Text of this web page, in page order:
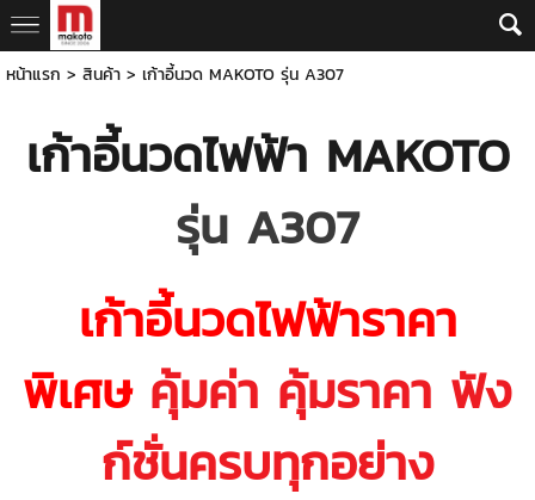
หน้าแรก > สินค้า> เก้าอี้นวด MAKOTO รุ่น A307
เก้าอี้นวดไฟฟ้า MAKOTO
รุ่น A307
เก้าอี้นวดไฟฟ้าราคา
พิเศษคุ้มค่า คุ้มราคา ฟัง
ก์ชั่นครบทุกอย่าง